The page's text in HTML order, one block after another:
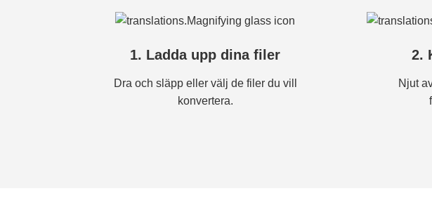
1. Ladda upp dina filer
Dra och släpp eller välj de filer du vill
konvertera.
2.
Njut